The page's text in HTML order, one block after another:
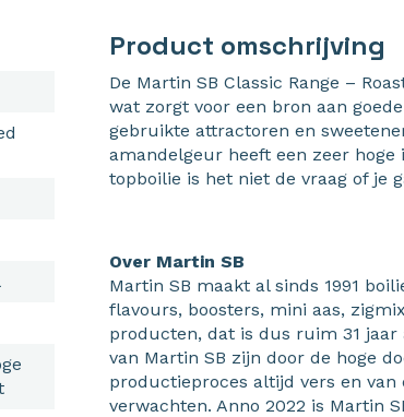
Product omschrijving
De Martin SB Classic Range –
wat zorgt voor een bron aan
gebruikte attractoren en
amandelgeur heeft een zeer
topboilie is het niet de vraag of je
Over Martin SB
Martin SB maakt al sinds 1991
flavours, boosters, mini aas,
producten, dat is dus ruim 31
van Martin SB zijn door de hoge
productieproces altijd vers en
verwachten. Anno 2022 is Martin